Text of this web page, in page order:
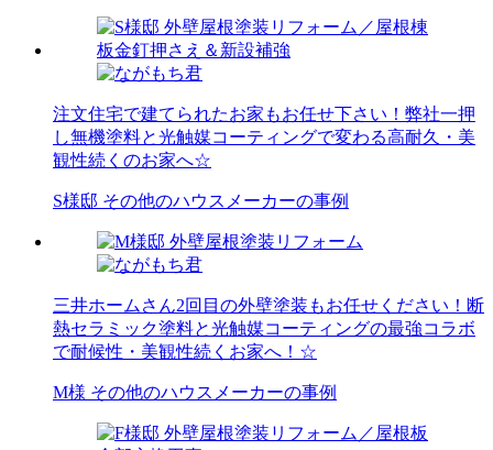
注文住宅で建てられたお家もお任せ下さい！弊社一押
し無機塗料と光触媒コーティングで変わる高耐久・美
観性続くのお家へ☆
S様邸 その他のハウスメーカーの事例
三井ホームさん2回目の外壁塗装もお任せください！断
熱セラミック塗料と光触媒コーティングの最強コラボ
で耐候性・美観性続くお家へ！☆
M様 その他のハウスメーカーの事例